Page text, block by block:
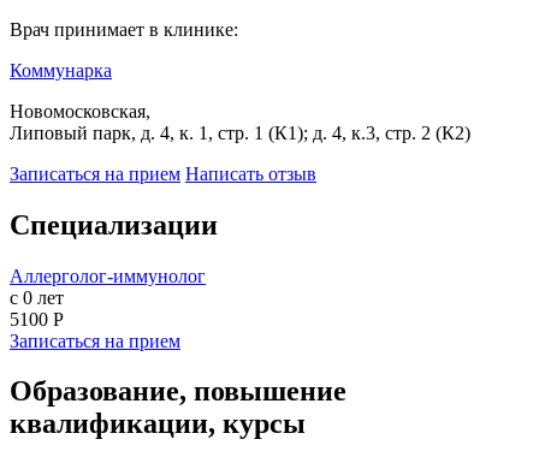
Врач принимает в клинике:
Коммунарка
Новомосковская,
Липовый парк, д. 4, к. 1, стр. 1 (К1); д. 4, к.3, стр. 2 (К2)
Записаться на прием Написать отзыв
Специализации
Аллерголог-иммунолог
с 0 лет
5100 Р
Записаться на прием
Образование, повышение
квалификации, курсы